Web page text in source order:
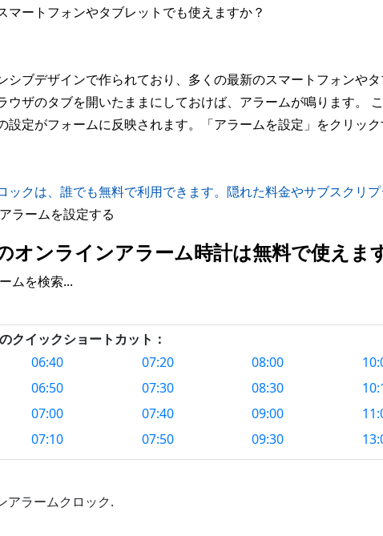
マートフォンやタブレットでも使えますか？
シブデザインで作られており、多くの最新のスマートフォンや
ウザのタブを開いたままにしておけば、アラームが鳴ります。
定がフォームに反映されます。「アラームを設定」をクリッ
ックは、誰でも無料で利用できます。隠れた料金やサブスクリ
ラームを設定する
ンラインアラーム時計は無料で使えま
ムを検索...
クイックショートカット：
06:40
06:50
07:00
07:10
07:20
07:30
07:40
07:50
08:00
08:30
09:00
09:30
アラームクロック.